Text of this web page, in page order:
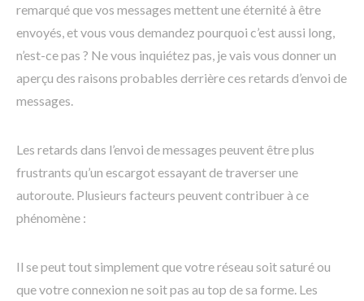
remarqué que vos messages mettent une éternité à être
envoyés, et vous vous demandez pourquoi c’est aussi long,
n’est-ce pas ? Ne vous inquiétez pas, je vais vous donner un
aperçu des raisons probables derrière ces retards d’envoi de
messages.
Les retards dans l’envoi de messages peuvent être plus
frustrants qu’un escargot essayant de traverser une
autoroute. Plusieurs facteurs peuvent contribuer à ce
phénomène :
Il se peut tout simplement que votre réseau soit saturé ou
que votre connexion ne soit pas au top de sa forme. Les